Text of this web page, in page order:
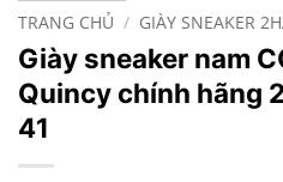
TRANG CHỦ / GIÀY SNEAKER
Giày sneaker nam
Quincy chính hãng
41